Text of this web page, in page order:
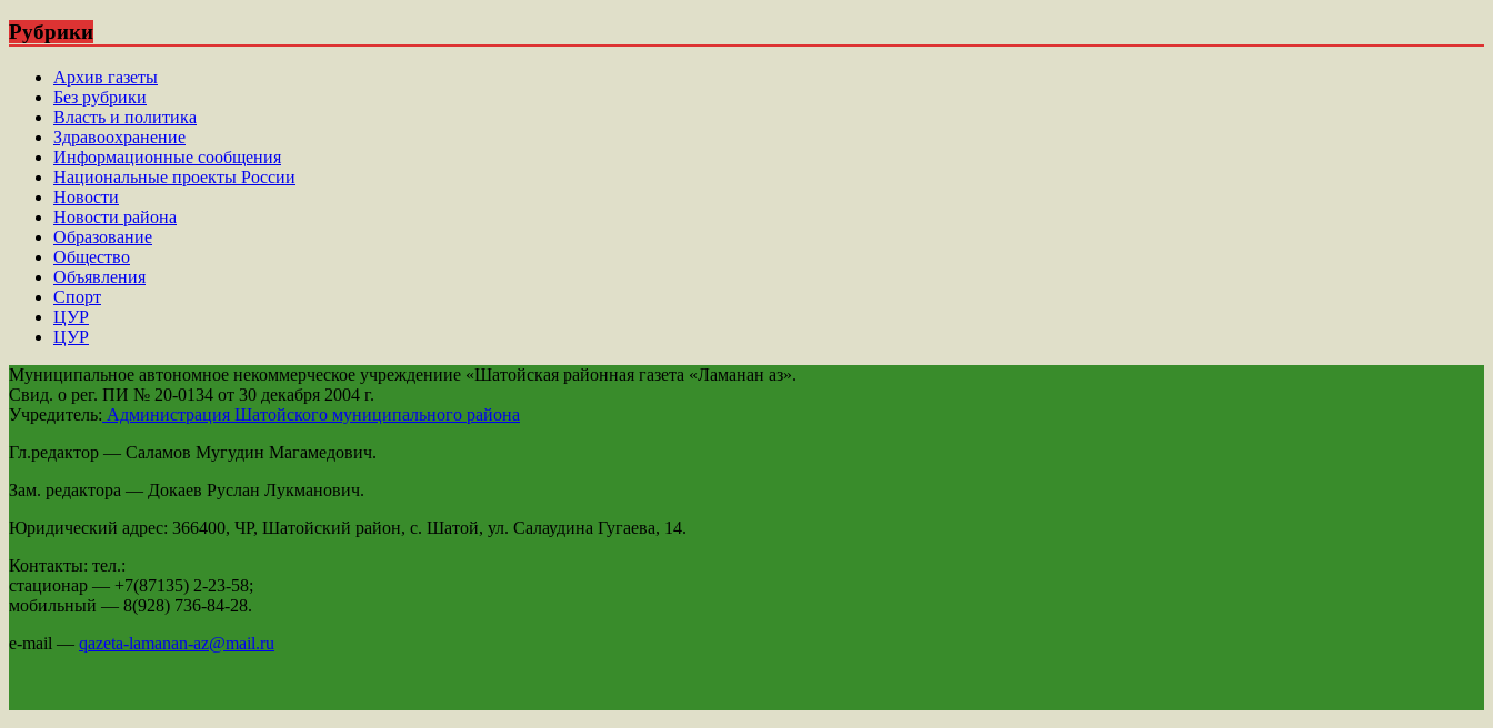
Рубрики
Архив газеты
Без рубрики
Власть и политика
Здравоохранение
Информационные сообщения
Национальные проекты России
Новости
Новости района
Образование
Общество
Объявления
Спорт
ЦУР
ЦУР
Муниципальное автономное некоммерческое учреждениие «Шатойская районная газета «Ламанан аз».
Свид. о рег. ПИ № 20-0134 от 30 декабря 2004 г.
Учредитель: Администрация Шатойского муниципального района
Гл.редактор — Саламов Мугудин Магамедович.
Зам. редактора — Докаев Руслан Лукманович.
Юридический адрес: 366400, ЧР, Шатойский район, с. Шатой, ул. Салаудина Гугаева, 14.
Контакты: тел.:
стационар — +7(87135) 2-23-58;
мобильный — 8(928) 736-84-28.
e-mail — qazeta-lamanan-az@mail.ru